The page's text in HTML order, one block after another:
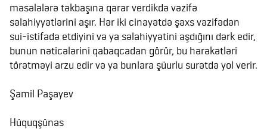
məsələlərə təkbaşına qərar verdikdə vəzifə
səlahiyyətlərini aşır. Hər iki cinayətdə şəxs vəzifədən
sui-istifadə etdiyini və ya səlahiyyətini aşdığını dərk edir,
bunun nəticələrini qabaqcadan görür, bu hərəkətləri
törətməyi arzu edir və ya bunlara şüurlu surətdə yol verir.
Şamil Paşayev
Hüquqşünas